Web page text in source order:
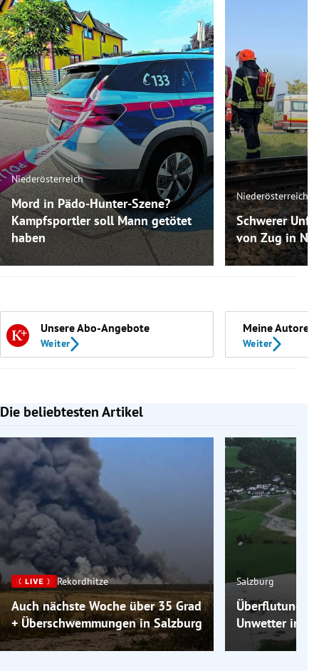
Niederösterreich
Mord in Pädo-Hunter-Szene?
Kampfsportler soll Mann getötet
haben
Niederösterreich
Schwerer
von Zug in
Unsere Abo-Angebote
Weiter
Meine Autoren
Weiter
Die beliebtesten Artikel
Slide 1 von 7
Rekordhitze
Auch nächste Woche über 35 Grad
+ Überschwemmungen in Salzburg
Salzburg
Unwetter im